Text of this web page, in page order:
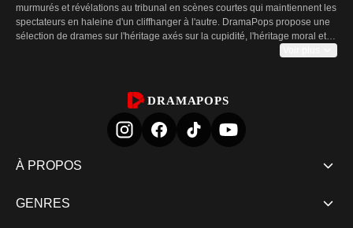
murmurés et révélations au tribunal en scènes courtes qui maintiennent les
spectateurs en haleine d'un cliffhanger à l'autre. DramaPops propose une
sélection de drames sur l'héritage axés sur la cupidité, l'héritage moral et
choc en quelques minutes. Pour les publics en quête d'un grand drame
d'héritage rythmé, cette catégorie offre un flux constant de
rebondissements et de conflits croissants.
La rivalité familiale et la question de qui mérite la succession nourrissent le
testament caché ou un héritier contesté peut bouleverser des relations et
DRAMAPOPS
À PROPOS
GENRES